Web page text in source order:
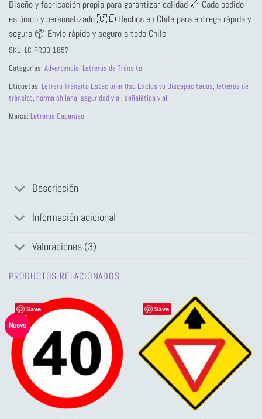
Diseño y fabricación propia para garantizar calidad 📏 Cada pedido
es único y personalizado 🇨🇱 Hechos en Chile para entrega rápida y
segura 📦 Envío rápido y seguro a todo Chile
SKU: LC-PROD-1857
Categorías: Advertencia, Letreros de Tránsito
Etiquetas: Letrero Tránsito Estacionar Uso Exclusivo Discapacitados, letreros de
tránsito, norma chilena, seguridad vial, señalética vial
Marca: Letreros Caperuso
Descripción
Información adicional
Valoraciones (3)
PRODUCTOS RELACIONADOS
Save
Nuevo
Save